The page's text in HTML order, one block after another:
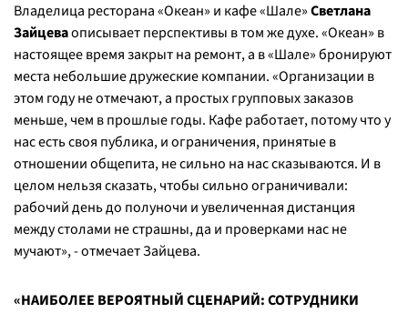
Владелица ресторана «Океан» и кафе «Шале»Светлана
Зайцеваописывает перспективы в том же духе. «Океан» в
настоящее время закрыт на ремонт, а в «Шале» бронируют
места небольшие дружеские компании. «Организации в
этом году не отмечают, а простых групповых заказов
меньше, чем в прошлые годы. Кафе работает, потому что у
нас есть своя публика, и ограничения, принятые в
отношении общепита, не сильно на нас сказываются. И в
целом нельзя сказать, чтобы сильно ограничивали:
рабочий день до полуночи и увеличенная дистанция
между столами не страшны, да и проверками нас не
мучают», - отмечает Зайцева.
«НАИБОЛЕЕ ВЕРОЯТНЫЙ СЦЕНАРИЙ: СОТРУДНИКИ